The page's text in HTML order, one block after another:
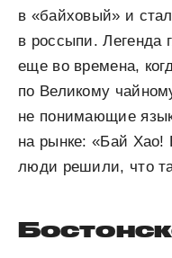
в «байховый» и
в россыпи. Легенда
еще во времена,
по Великому
не понимающие
на рынке: «Бай
люди решили, что